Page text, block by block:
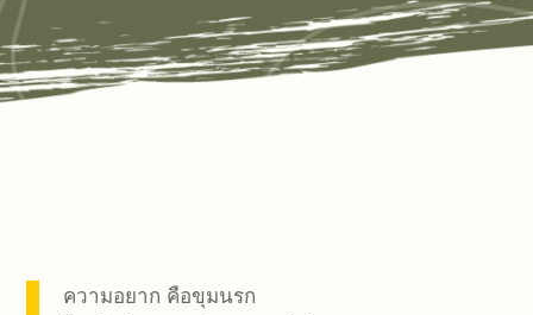
ความอยาก คือขุมนรก